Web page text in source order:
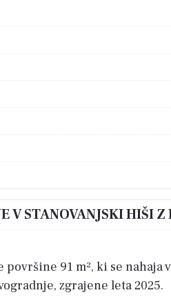
V STANOVANJSKI HIŠI
91 m², ki se
zgrajene leta 2025.